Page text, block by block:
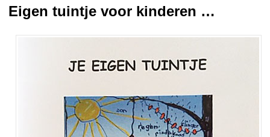
Eigen tuintje voor kinderen …